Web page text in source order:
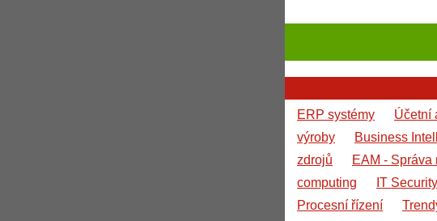
ERP systémy
Účetní
výroby
Business
zdrojů
EAM - Správa
computing
IT Security
Procesní řízení